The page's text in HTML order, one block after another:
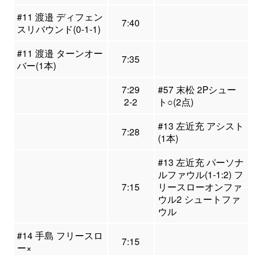
#11 渡邉 ディフェン
スリバウンド(0-1-1)
7:40
#11 渡邉 ターンオー
バー(1本)
7:35
7:29
2-2
#57 末松 2Pシュー
ト○(2点)
7:28
#13 左近充 アシスト
(1本)
7:15
#13 左近充 パーソナ
ルファウル(1-1:2) フ
リースローオンファ
ウル2 シュートファ
ウル
#14 手島 フリースロ
ー×
7:15